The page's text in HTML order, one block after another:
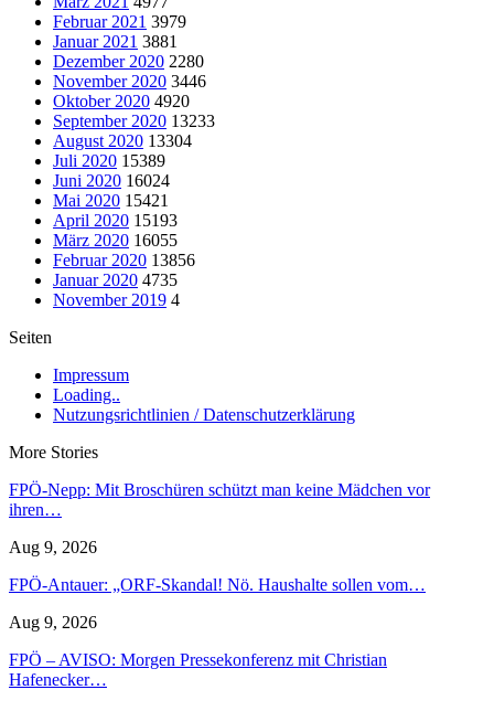
Februar 2021 3979
Januar 2021 3881
Dezember 2020 2280
November 2020 3446
Oktober 2020 4920
September 2020 13233
August 2020 13304
Juli 2020 15389
Juni 2020 16024
Mai 2020 15421
April 2020 15193
März 2020 16055
Februar 2020 13856
Januar 2020 4735
November 2019 4
Seiten
Impressum
Loading..
Nutzungsrichtlinien / Datenschutzerklärung
More Stories
FPÖ-Nepp: Mit Broschüren schützt man keine Mädchen vor
ihren…
Aug 9, 2026
FPÖ-Antauer: „ORF-Skandal! Nö. Haushalte sollen vom…
Aug 9, 2026
FPÖ – AVISO: Morgen Pressekonferenz mit Christian
Hafenecker…